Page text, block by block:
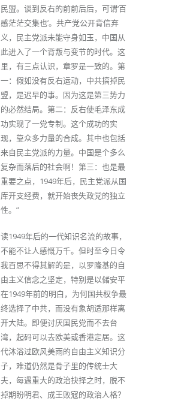
民盟。谈到反右的前前后后，可谓‘百
感茫茫交集也’。共产党公开背信弃
义，民主党派未能守身如玉，中国从
此进入了一个背叛与变节的时代。这
里，有三点认识，章罗是一致的。第
一：假如没有反右运动，中共搞掉民
盟，是迟早的事。因为这是第三势力
的必然结局。第二：反右使毛泽东成
功实现了一党专制。这个成功的实
现，靠众多力量的合成。其中也包括
来自民主党派的力量。中国是个多么
复杂而落后的社会啊！第三：也是最
重要之点，1949年后，民主党派从国
库开支经费，就开始丧失政党的独立
性。”
读1949年后的一代知识名流的故事，
不能不让人感慨万千。但时至今日令
我百思不得其解的是，以罗隆基的自
由主义信念之坚定，特别是以储安平
在1949年前的明白，为何国共权争最
终选择了中共，而没有象胡适那样离
开大陆。即便讨厌国民党而不去台
湾，起码可以去欧美或香港定居。这
代沐浴过欧风美雨的自由主义知识分
子，难道仍然是骨子里的传统士大
夫，每遇重大的政治抉择之时，脱不
掉期盼明君、成王败寇的政治人格？